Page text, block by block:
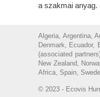
a szakmai anyag.
Algeria, Argentina,
Denmark, Ecuador,
(associated
New Zealand,
Africa, Spain,
© 2023 - Ecovis